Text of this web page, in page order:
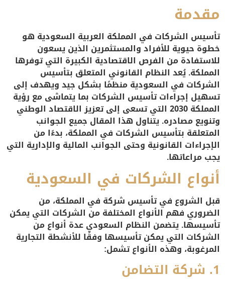
مقدمة
تأسيس الشركات في المملكة العربية السعودية هو
خطوة حيوية للأفراد والمستثمرين الذين يسعون
للاستفادة من الفرص الاقتصادية الكبيرة التي توفرها
المملكة. يُعد النظام القانوني المتعلق بتأسيس
الشركات في السعودية منظمًا بشكل جيد ويهدف إلى
تسهيل إجراءات تأسيس الشركات بما يتماشى مع رؤية
المملكة 2030 التي تسعى إلى تعزيز الاقتصاد الوطني
وتنويع مصادره. يتناول هذا المقال جميع الجوانب
المتعلقة بتأسيس الشركات في المملكة، بدءًا من
الإجراءات القانونية وحتى الجوانب المالية والإدارية التي
يجب مراعاتها.
أنواع الشركات في السعودية
قبل الشروع في تأسيس شركة في المملكة، من
الضروري فهم الأنواع المختلفة من الشركات التي يمكن
تأسيسها. يتضمن النظام السعودي عدة أنواع من
الشركات التي يمكن تأسيسها وفقًا للأنشطة التجارية
المرغوبة، وهذه الأنواع تشمل:
1. شركة التضامن